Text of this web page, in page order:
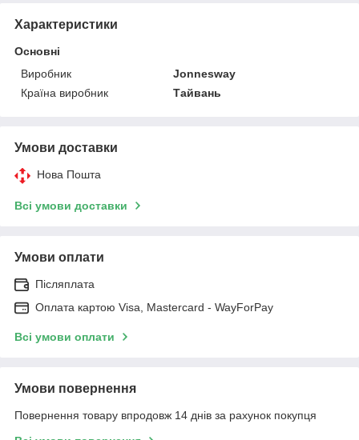
Характеристики
Основні
Виробник
Jonnesway
Країна виробник
Тайвань
Умови доставки
Нова Пошта
Всі умови доставки
Умови оплати
Післяплата
Оплата картою Visa, Mastercard - WayForPay
Всі умови оплати
Умови повернення
Повернення товару впродовж 14 днів за рахунок покупця